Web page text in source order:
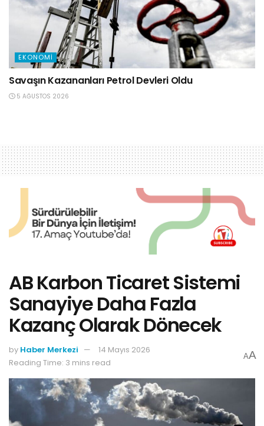
EKONOMI
Savaşın Kazananları Petrol Devleri Oldu
5 AĞUSTOS 2026
AB Karbon Ticaret Sistemi
Sanayiye Daha Fazla
Kazanç Olarak Dönecek
by Haber Merkezi
14 Mayıs 2026
Reading Time: 3 mins read
AA